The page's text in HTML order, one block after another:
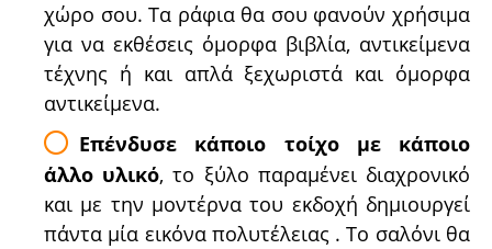
χώρο σου. Τα ράφια θα σου φανούν χρήσιμα
για να εκθέσεις όμορφα βιβλία, αντικείμενα
τέχνης ή και απλά ξεχωριστά και όμορφα
αντικείμενα.
Επένδυσε κάποιο τοίχο με κάποιο
άλλο υλικό, το ξύλο παραμένει διαχρονικό
και με την μοντέρνα του εκδοχή δημιουργεί
πάντα μία εικόνα πολυτέλειας . Το σαλόνι θα